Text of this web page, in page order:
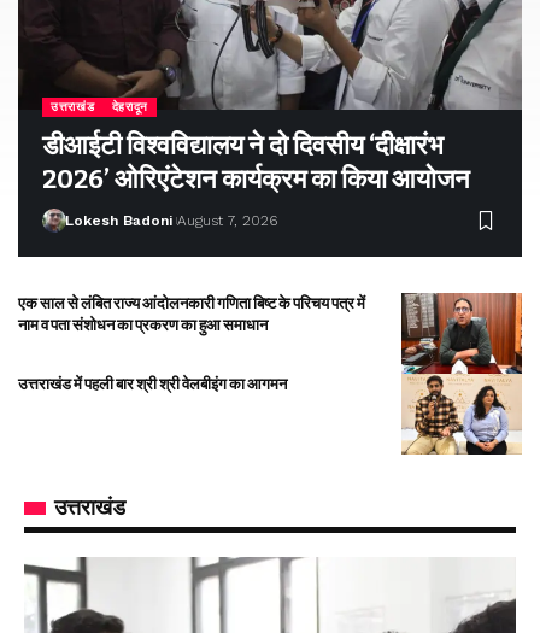
उत्तराखंड देहरादून
डीआईटी विश्वविद्यालय ने दो दिवसीय ‘दीक्षारंभ
2026’ ओरिएंटेशन कार्यक्रम का किया आयोजन
Lokesh Badoni August 7, 2026
एक साल से लंबित राज्य आंदोलनकारी गणिता बिष्ट के परिचय पत्र में
नाम व पता संशोधन का प्रकरण का हुआ समाधान
उत्तराखंड में पहली बार श्री श्री वेलबीइंग का आगमन
उत्तराखंड